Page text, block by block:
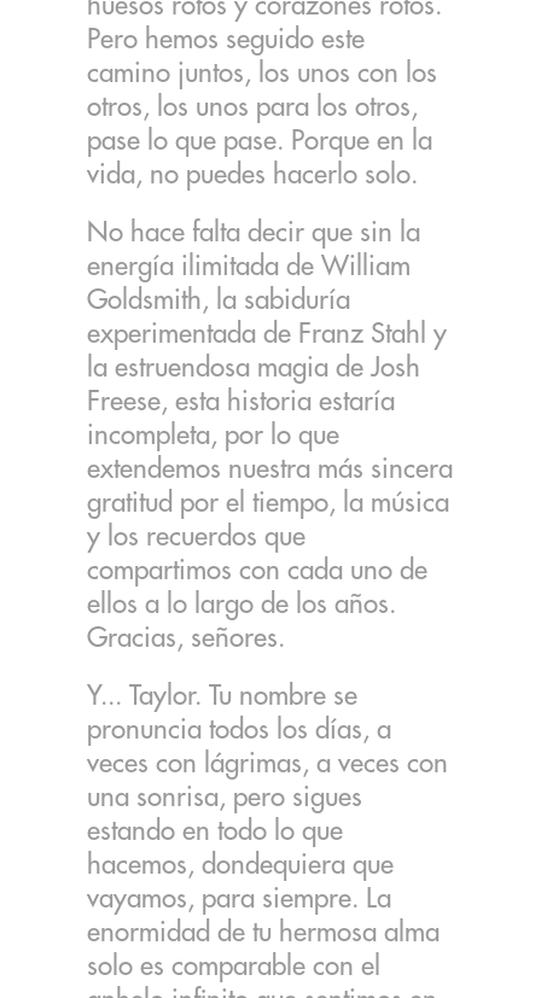
huesos rotos y corazones rotos.
Pero hemos seguido este
camino juntos, los unos con los
otros, los unos para los otros,
pase lo que pase. Porque en la
vida, no puedes hacerlo solo.
No hace falta decir que sin la
energía ilimitada de William
Goldsmith, la sabiduría
experimentada de Franz Stahl y
la estruendosa magia de Josh
Freese, esta historia estaría
incompleta, por lo que
extendemos nuestra más sincera
gratitud por el tiempo, la música
y los recuerdos que
compartimos con cada uno de
ellos a lo largo de los años.
Gracias, señores.
Y... Taylor. Tu nombre se
pronuncia todos los días, a
veces con lágrimas, a veces con
una sonrisa, pero sigues
estando en todo lo que
hacemos, dondequiera que
vayamos, para siempre. La
enormidad de tu hermosa alma
solo es comparable con el